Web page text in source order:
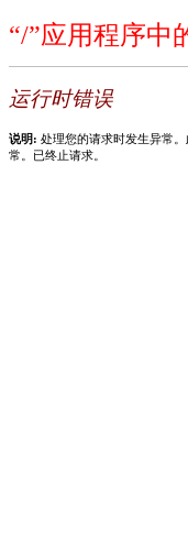
“/”应用程序中
运行时错误
说明: 处理您的请求时发生异常
常。已终止请求。